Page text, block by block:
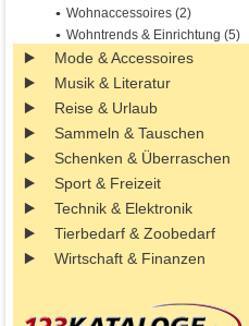
Wohnaccessoires (2)
Wohntrends & Einrichtung (5)
Mode & Accessoires
Musik & Literatur
Reise & Urlaub
Sammeln & Tauschen
Schenken & Überraschen
Sport & Freizeit
Technik & Elektronik
Tierbedarf & Zoobedarf
Wirtschaft & Finanzen